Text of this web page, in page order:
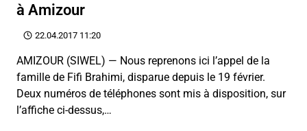
à Amizour
22.04.2017 11:20
AMIZOUR (SIWEL) — Nous reprenons ici l’appel de la
famille de Fifi Brahimi, disparue depuis le 19 février.
Deux numéros de téléphones sont mis à disposition, sur
l’affiche ci-dessus,…